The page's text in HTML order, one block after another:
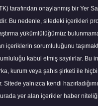
tarafından onaylanmış bir Yer
Bu nedenle, sitedeki içerikleri
yükümlülüğümüz
içeriklerin sorumluluğunu
kabul etmiş sayılırlar. Bu
kurum veya şahıs şirketi ile
Sitede yalnızca kendi
yer alan içerikler haber